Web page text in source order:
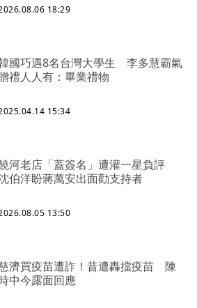
18:29
國巧遇8名台灣大學生 李多慧霸氣
禮人人有：畢業禮物
15:34
河老店「蓋簽名」遭灌一星負評
伯洋盼蔣萬安出面勸支持者
13:50
濟買疫苗遭詐！昔遭轟擋疫苗 陳
中今露面回應